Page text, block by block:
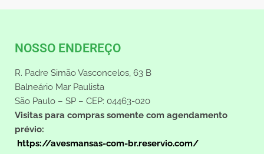
NOSSO ENDEREÇO
R. Padre Simão Vasconcelos, 63 B
Balneário Mar Paulista
São Paulo – SP – CEP: 04463-020
Visitas para compras somente com agendamento
prévio:
https://avesmansas-com-br.reservio.com/